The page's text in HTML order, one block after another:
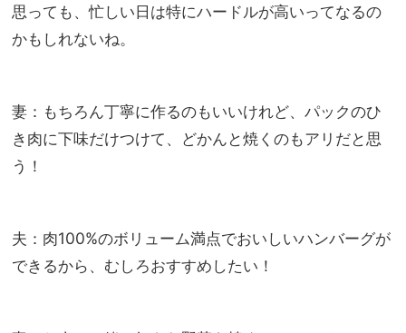
思っても、忙しい日は特にハードルが高いってなるの
かもしれないね。
妻：もちろん丁寧に作るのもいいけれど、パックのひ
き肉に下味だけつけて、どかんと焼くのもアリだと思
う！
夫：肉100%のボリューム満点でおいしいハンバーグが
できるから、むしろおすすめしたい！